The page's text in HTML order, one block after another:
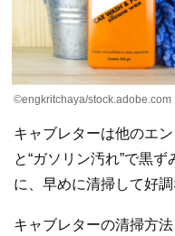
©engkritchaya/stock.adobe.com
キャブレターは他のエ
と“ガソリン汚れ”で黒
に、早めに清掃して好
キャブレターの清掃方